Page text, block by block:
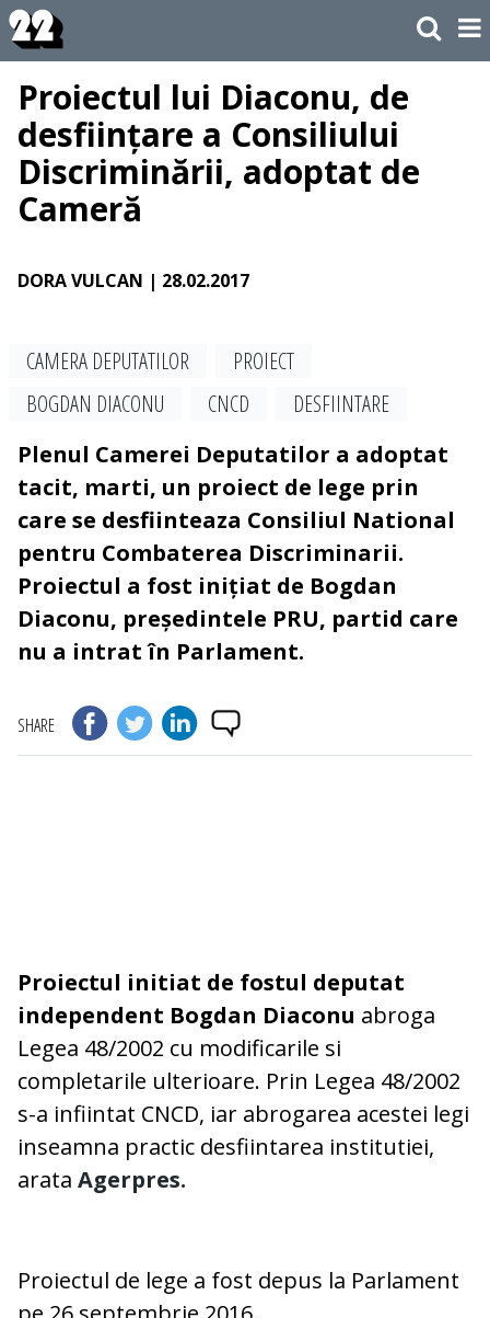
Proiectul lui Diaconu, de
desființare a Consiliului
Discriminării, adoptat de
Cameră
DORA VULCAN | 28.02.2017
CAMERA DEPUTATILOR
PROIECT
BOGDAN DIACONU
CNCD
DESFIINTARE
Plenul Camerei Deputatilor a adoptat
tacit, marti, un proiect de lege prin
care se desfiinteaza Consiliul National
pentru Combaterea Discriminarii.
Proiectul a fost inițiat de Bogdan
Diaconu, președintele PRU, partid care
nu a intrat în Parlament.
SHARE
Proiectul initiat de fostul deputat
independent Bogdan Diaconu abroga
Legea 48/2002 cu modificarile si
completarile ulterioare. Prin Legea 48/2002
s-a infiintat CNCD, iar abrogarea acestei legi
inseamna practic desfiintarea institutiei,
arata Agerpres.
Proiectul de lege a fost depus la Parlament